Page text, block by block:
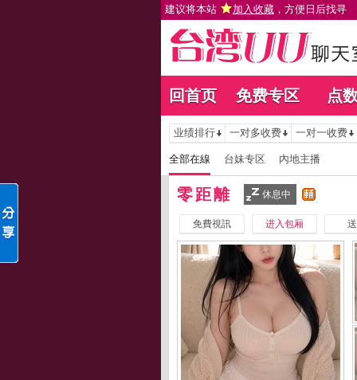
建议将本站 加入收藏 ，方便日后找寻
回首页 免费专区 点
业绩排行 一对多收费 一对一收费
全部在線 台妹专区 內地主播
零距離 休息中
免費視訊 进入包厢